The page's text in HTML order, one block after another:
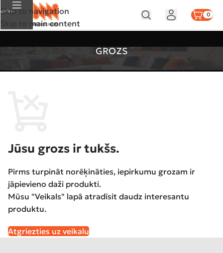
Skip to navigation
Skip to main content
Izvēlne 0
GROZS
Jūsu grozs ir tukšs.
Pirms turpināt norēķināties, iepirkumu grozam ir
jāpievieno daži produkti.
Mūsu "Veikals" lapā atradīsit daudz interesantu
produktu.
Atgriezties uz veikalu